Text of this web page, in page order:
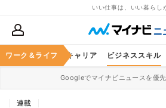
いい仕事は、いい暮らし
ワーク＆ライフ キャリア ビジネススキル
Googleでマイナビニュースを優
連載